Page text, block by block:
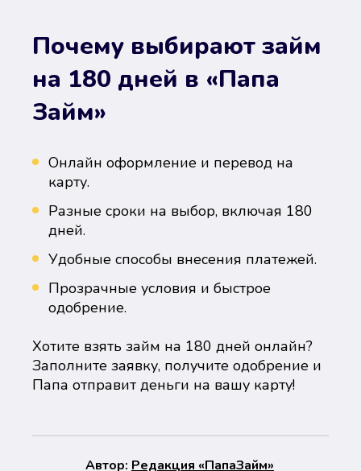
Почему выбирают займ
на 180 дней в «Папа
Займ»
Онлайн оформление и перевод на
карту.
Разные сроки на выбор, включая 180
дней.
Удобные способы внесения платежей.
Прозрачные условия и быстрое
одобрение.
Хотите взять займ на 180 дней онлайн?
Заполните заявку, получите одобрение и
Папа отправит деньги на вашу карту!
Автор: Peдaкция «ПапаЗайм»